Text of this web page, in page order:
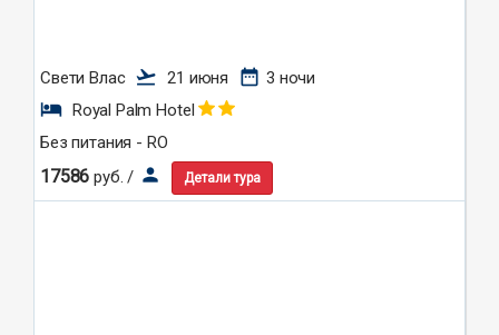
Свети Влас flight_takeoff 21 июня date_range 3 ночи
hotel Royal Palm Hotel
Без питания - RO
17586 руб. / person Детали тура